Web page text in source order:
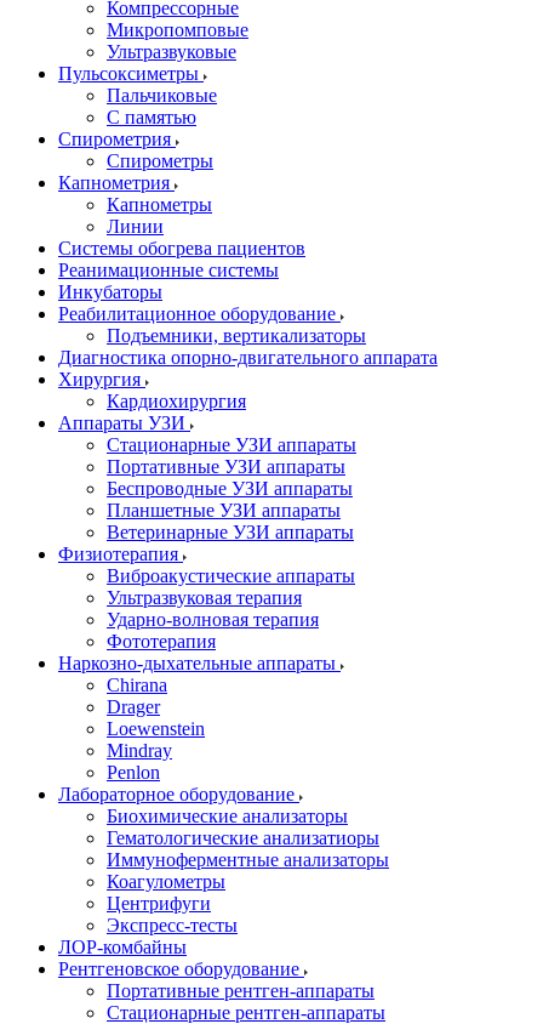
Компрессорные
Микропомповые
Ультразвуковые
Пульсоксиметры
Пальчиковые
С памятью
Спирометрия
Спирометры
Капнометрия
Капнометры
Линии
Системы обогрева пациентов
Реанимационные системы
Инкубаторы
Реабилитационное оборудование
Подъемники, вертикализаторы
Диагностика опорно-двигательного аппарата
Хирургия
Кардиохирургия
Аппараты УЗИ
Стационарные УЗИ аппараты
Портативные УЗИ аппараты
Беспроводные УЗИ аппараты
Планшетные УЗИ аппараты
Ветеринарные УЗИ аппараты
Физиотерапия
Виброакустические аппараты
Ультразвуковая терапия
Ударно-волновая терапия
Фототерапия
Наркозно-дыхательные аппараты
Chirana
Drager
Loewenstein
Mindray
Penlon
Лабораторное оборудование
Биохимические анализаторы
Гематологические анализатиоры
Иммуноферментные анализаторы
Коагулометры
Центрифуги
Экспресс-тесты
ЛОР-комбайны
Рентгеновское оборудование
Портативные рентген-аппараты
Стационарные рентген-аппараты